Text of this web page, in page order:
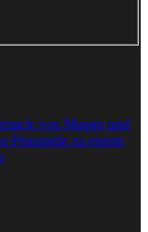
von Mango und
Pineapple zu einem